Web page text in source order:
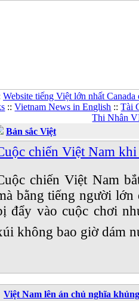
Website tiếng Việt lớn nhất
::Vietnam News in English ::Tài
Thi Nhân
Bản sắc Việt
chiến Việt Nam
chiến Việt Nam
bằng tiếng người lớn
đẩy vào cuộc chơi
không bao giờ dám
Việt Nam lên án chủ nghĩa